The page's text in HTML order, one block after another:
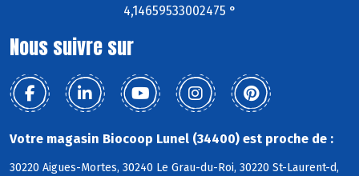
4,14659533002475 °
Nous suivre sur
Votre magasin Biocoop Lunel (34400) est proche de :
30220 Aigues-Mortes, 30240 Le Grau-du-Roi, 30220 St-Laurent-d,